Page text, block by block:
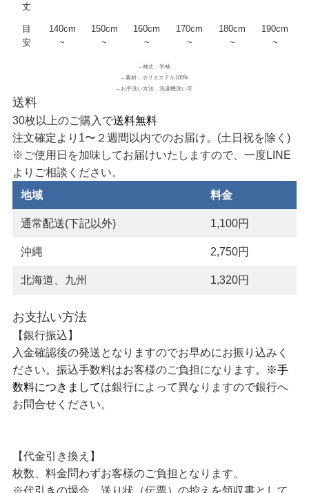
丈
目
安
140cm
~
150cm
~
160cm
~
170cm
~
180cm
~
190cm
~
– 袖丈：半袖
– 素材：ポリエステル100%
– お手洗い方法：洗濯機洗い可
送料
30枚以上のご購入で送料無料
注文確定より1〜２週間以内でのお届け。(土日祝を除く)
※ご使用日を加味してお届けいたしますので、一度LINE
よりご相談ください。
地域
料金
通常配送(下記以外) 1,100円
沖縄 2,750円
北海道、九州 1,320円
お支払い方法
【銀行振込】
入金確認後の発送となりますのでお早めにお振り込みく
ださい。振込手数料はお客様のご負担になります。
※手
数料につきましては銀行によって異なりますので銀行へ
お問合せください。
【代金引き換え】
枚数、料金問わずお客様のご負担となります。
※代引きの場合、送り状（伝票）の控えを領収書として